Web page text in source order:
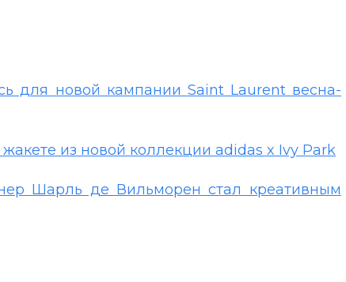
для новой кампании Saint Laurent весна-
из новой коллекции adidas x Ivy Park
Шарль де Вильморен стал креативным